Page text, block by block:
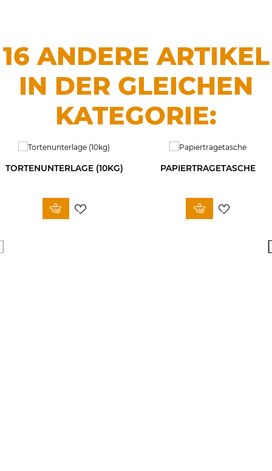
16 ANDERE ARTIKEL
IN DER GLEICHEN
KATEGORIE:
TORTENUNTERLAGE (10KG) PAPIERTRAGETASCHE